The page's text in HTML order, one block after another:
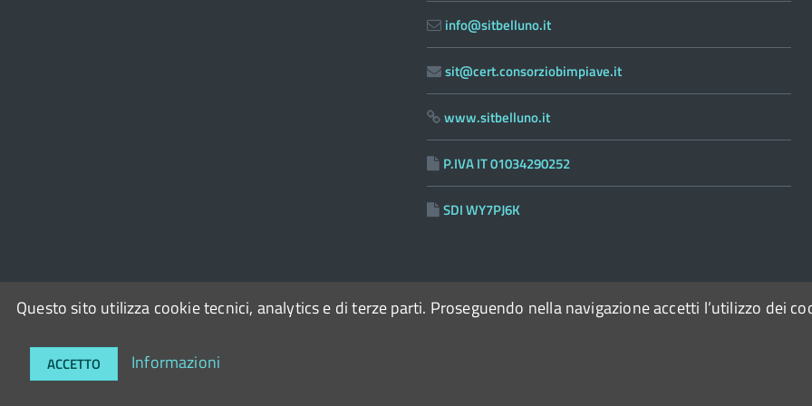
info@sitbelluno.it
sit@cert.consorziobimpiave.it
www.sitbelluno.it
P.IVA IT 01034290252
SDI WY7PJ6K
Questo sito utilizza cookie tecnici, analytics e di terze parti. Proseguendo nella navigazione accetti l’utilizzo dei
ACCETTO Informazioni